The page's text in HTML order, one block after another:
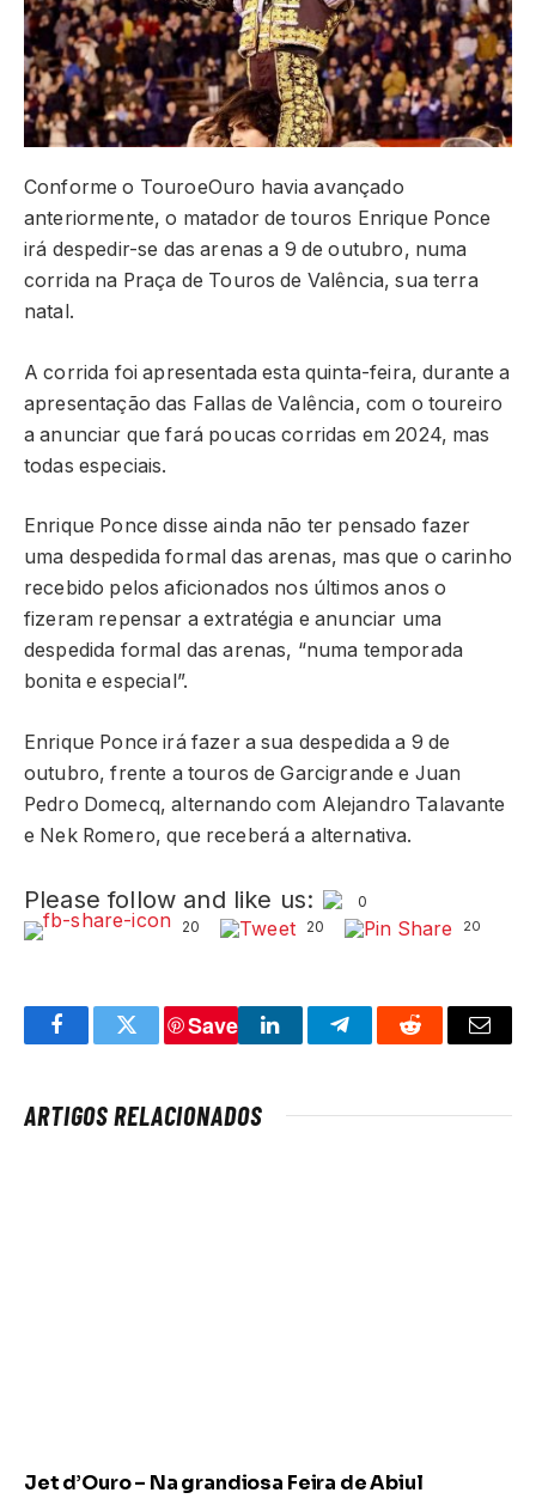
Conforme o TouroeOuro havia avançado
anteriormente, o matador de touros Enrique Ponce
irá despedir-se das arenas a 9 de outubro, numa
corrida na Praça de Touros de Valência, sua terra
natal.
A corrida foi apresentada esta quinta-feira, durante a
apresentação das Fallas de Valência, com o toureiro
a anunciar que fará poucas corridas em 2024, mas
todas especiais.
Enrique Ponce disse ainda não ter pensado fazer
uma despedida formal das arenas, mas que o carinho
recebido pelos aficionados nos últimos anos o
fizeram repensar a extratégia e anunciar uma
despedida formal das arenas, “numa temporada
bonita e especial”.
Enrique Ponce irá fazer a sua despedida a 9 de
outubro, frente a touros de Garcigrande e Juan
Pedro Domecq, alternando com Alejandro Talavante
e Nek Romero, que receberá a alternativa.
Please follow and like us:
0
20
20 20
FacebookTwitter
Save
LinkedInTelegramReddit Email
ARTIGOS RELACIONADOS
Jet d’Ouro – Na grandiosa Feira de Abiul